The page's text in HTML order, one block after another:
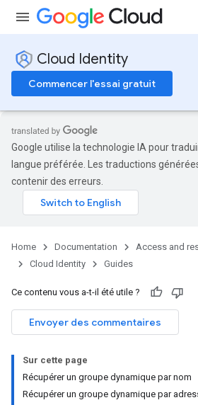
Cloud Identity
Commencer l'essai gratuit
Google utilise la technologie IA pour
langue préférée. Les traductions
contenir des erreurs.
Home Documentation
Access and
Cloud Identity
Guides
Ce contenu vous a-t-il été utile ?
Envoyer des commentaires
Sur cette page
Récupérer un groupe dynamique par nom
Récupérer un groupe dynamique par